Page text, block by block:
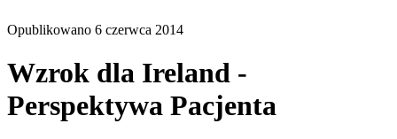
Opublikowano 6 czerwca 2014
Wzrok dla Ireland -
Perspektywa Pacjenta